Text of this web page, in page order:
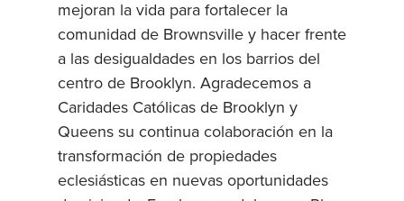
mejoran la vida para fortalecer la
comunidad de Brownsville y hacer frente
a las desigualdades en los barrios del
centro de Brooklyn. Agradecemos a
Caridades Católicas de Brooklyn y
Queens su continua colaboración en la
transformación de propiedades
eclesiásticas en nuevas oportunidades